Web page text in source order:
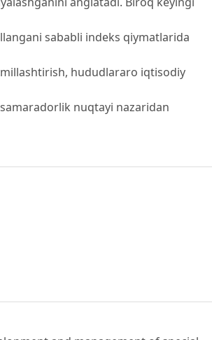
sababli indeks qiymatlarida
hududlararo iqtisodiy
nuqtayi nazaridan